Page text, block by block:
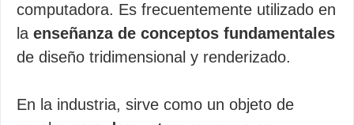
computadora. Es frecuentemente utilizado en
la enseñanza de conceptos fundamentales
de diseño tridimensional y renderizado.
En la industria, sirve como un objeto de